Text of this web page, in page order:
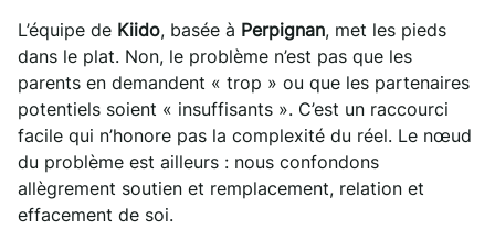
L’équipe de Kiido, basée à Perpignan, met les pieds
dans le plat. Non, le problème n’est pas que les
parents en demandent « trop » ou que les partenaires
potentiels soient « insuffisants ». C’est un raccourci
facile qui n’honore pas la complexité du réel. Le nœud
du problème est ailleurs : nous confondons
allègrement soutien et remplacement, relation et
effacement de soi.